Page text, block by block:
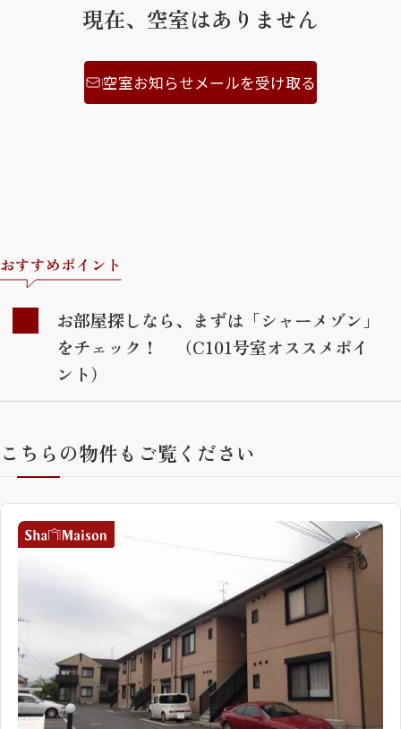
シャーメゾンライフサポート
自立型サービス付き・シニア向け
現在、空室はありません
空室お知らせメールを受け取る
おすすめポイント
お部屋探しなら、まずは「シャーメゾン」
をチェック！ （C101号室オススメポイ
ント）
こちらの物件もご覧ください